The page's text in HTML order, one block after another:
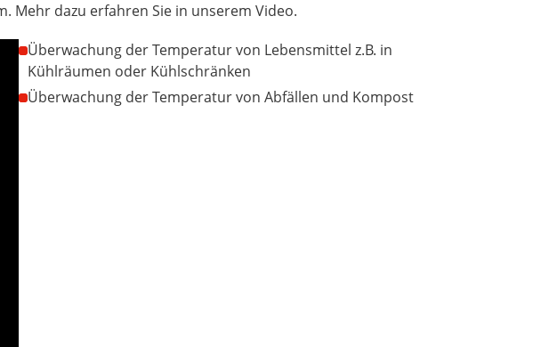
Mehr dazu erfahren Sie in unserem Video.
Überwachung der Temperatur von Lebensmittel z.B. in
Kühlräumen oder Kühlschränken
Überwachung der Temperatur von Abfällen und Kompost